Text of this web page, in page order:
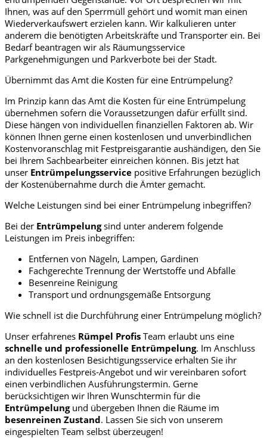
Ihnen, was auf den Sperrmüll gehört und womit man einen
Wiederverkaufswert erzielen kann. Wir kalkulieren unter
anderem die benötigten Arbeitskräfte und Transporter ein. Bei
Bedarf beantragen wir als Räumungsservice
Parkgenehmigungen und Parkverbote bei der Stadt.
Übernimmt das Amt die Kosten für eine Entrümpelung?
Im Prinzip kann das Amt die Kosten für eine Entrümpelung
übernehmen sofern die Voraussetzungen dafür erfüllt sind.
Diese hängen von individuellen finanziellen Faktoren ab. Wir
können Ihnen gerne einen kostenlosen und unverbindlichen
Kostenvoranschlag mit Festpreisgarantie aushändigen, den Sie
bei Ihrem Sachbearbeiter einreichen können. Bis jetzt hat
unser Entrümpelungsservice positive Erfahrungen bezüglich
der Kostenübernahme durch die Ämter gemacht.
Welche Leistungen sind bei einer Entrümpelung inbegriffen?
Bei der Entrümpelungsind unter anderem folgende
Leistungen im Preis inbegriffen:
Entfernen von Nägeln, Lampen, Gardinen
Fachgerechte Trennung der Wertstoffe und Abfälle
Besenreine Reinigung
Transport und ordnungsgemäße Entsorgung
Wie schnell ist die Durchführung einer Entrümpelung möglich?
Unser erfahrenes Rümpel Profis Team erlaubt uns eine
schnelle und professionelle Entrümpelung. Im Anschluss
an den kostenlosen Besichtigungsservice erhalten Sie ihr
individuelles Festpreis-Angebot und wir vereinbaren sofort
einen verbindlichen Ausführungstermin. Gerne
berücksichtigen wir Ihren Wunschtermin für die
Entrümpelungund übergeben Ihnen die Räume im
besenreinen Zustand. Lassen Sie sich von unserem
eingespielten Team selbst überzeugen!